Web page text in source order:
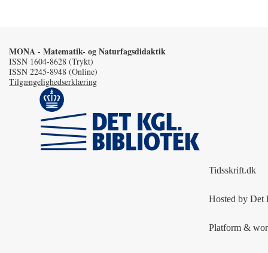
MONA - Matematik- og Naturfagsdidaktik
ISSN 1604-8628 (Trykt)
ISSN 2245-8948 (Online)
Tilgængelighedserklæring